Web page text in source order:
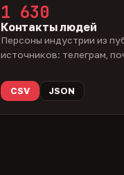
1 630
Контакты людей
Персоны индустрии из
источников: телеграм,
CSV JSON